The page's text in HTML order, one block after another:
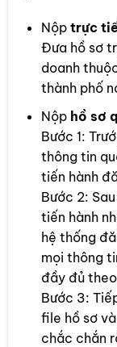
Nộptrực
Đưa hồ sơ
doanh
thành phố
Nộp hồ sơ
Bước 1:
thông tin
tiến hành
Bước 2:
tiến hành
hệ thống
mọi thông
đầy đủ
Bước 3:
file hồ sơ
chắc chắn